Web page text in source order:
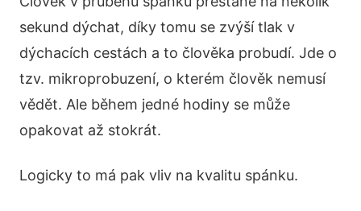
sekund dýchat, díky tomu se zvýší tlak v
dýchacích cestách a to člověka probudí. Jde o
tzv. mikroprobuzení, o kterém člověk nemusí
vědět. Ale během jedné hodiny se může
opakovat až stokrát.
Logicky to má pak vliv na kvalitu spánku.